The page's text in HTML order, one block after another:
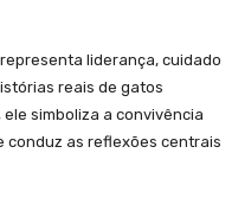
liderança, cuidado
reais de gatos
simboliza a convivência
conduz as reflexões centrais